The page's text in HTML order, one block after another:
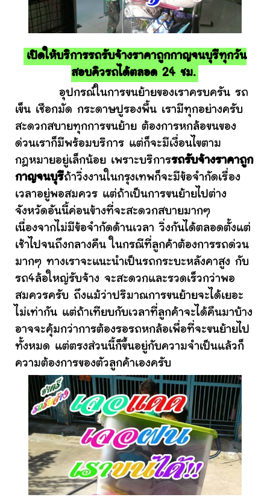
เปิดให้บริการรถรับจ้างราคาถูกกาญจนบุรีทุกวัน
สอบคิวรถได้ตลอด 24 ชม.
อุปกรณ์ในการขนย้ายของเราครบครัน รถ
เข็น เชือกมัด กระดาษปูรองพื้น เรามีทุกอย่างครับ
สะดวกสบายทุกการขนย้าย ต้องการหกล้อขนของ
ด่วนเราก็มีพร้อมบริการ แต่ก็จะมีเงื่อนไขตาม
กฎหมายอยู่เล็กน้อย เพราะบริการรถรับจ้างราคาถูก
กาญจนบุรีถ้าวิ่งงานในกรุงเทพก็จะมีข้อจำกัดเรื่อง
เวลาอยู่พอสมควร แต่ถ้าเป็นการขนย้ายไปต่าง
จังหวัดอันนี้ค่อนข้างที่จะสะดวกสบายมากๆ
เนื่องจากไม่มีข้อจำกัดด้านเวลา วิ่งกันได้ตลอดตั้งแต่
เช้าไปจนถึงกลางคืน ในกรณีที่ลูกค้าต้องการรถด่วน
มากๆ ทางเราจะแนะนำเป็นรถกระบะหลังคาสูง กับ
รถ4ล้อใหญ่รับจ้าง จะสะดวกและรวดเร็วกว่าพอ
สมควรครับ ถึงแม้ว่าปริมาณการขนย้ายจะได้เยอะ
ไม่เท่ากัน แต่ถ้าเทียบกับเวลาที่ลูกค้าจะได้คืนมาบ้าง
อาจจะคุ้มกว่าการต้องรอรถหกล้อเพื่อที่จะขนย้ายไป
ทั้งหมด แต่ตรงส่วนนี้ก็ขึ้นอยู่กับความจำเป็นแล้วก็
ความต้องการของตัวลูกค้าเองครับ